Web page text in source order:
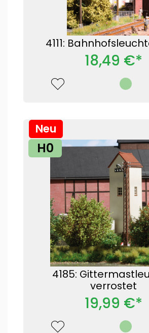
4111:
18,49 €*
H0
4185:
verrostet
Neu
19,99 €*